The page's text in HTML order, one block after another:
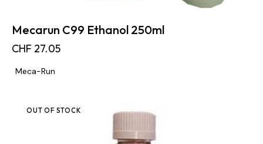
Mecarun C99 Ethanol 250ml
CHF 27.05
Meca-Run
OUT OF STOCK